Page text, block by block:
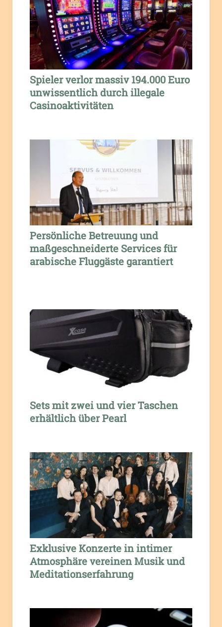
Spieler verlor massiv 194.000 Euro
unwissentlich durch illegale
Casinoaktivitäten
Persönliche Betreuung und
maßgeschneiderte Services für
arabische Fluggäste garantiert
Sets mit zwei und vier Taschen
erhältlich über Pearl
Exklusive Konzerte in intimer
Atmosphäre vereinen Musik und
Meditationserfahrung